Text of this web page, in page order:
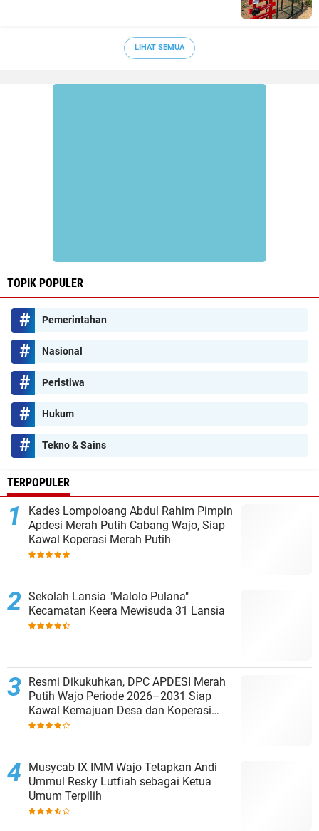
LIHAT SEMUA
TOPIK POPULER
Pemerintahan
Nasional
Peristiwa
Hukum
Tekno & Sains
TERPOPULER
Kades Lompoloang Abdul Rahim Pimpin
Apdesi Merah Putih Cabang Wajo, Siap
Kawal Koperasi Merah Putih
Sekolah Lansia "Malolo Pulana"
Kecamatan Keera Mewisuda 31 Lansia
Resmi Dikukuhkan, DPC APDESI Merah
Putih Wajo Periode 2026–2031 Siap
Kawal Kemajuan Desa dan Koperasi
Merah Putih
Musycab IX IMM Wajo Tetapkan Andi
Ummul Resky Lutfiah sebagai Ketua
Umum Terpilih